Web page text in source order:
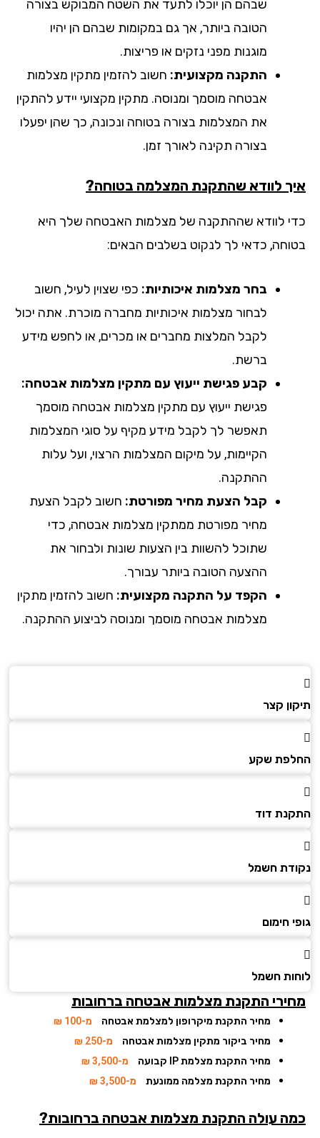
שבהם הן יוכלו לתעד את השטח המבוקש בצורה
הטובה ביותר, אך גם במקומות שבהם הן יהיו
מוגנות מפני נזקים או פריצות.
התקנה מקצועית:חשוב להזמין מתקין מצלמות
אבטחה מוסמך ומנוסה. מתקין מקצועי יידע להתקין
את המצלמות בצורה בטוחה ונכונה, כך שהן יפעלו
בצורה תקינה לאורך זמן.
לוודא שהתקנת המצלמה בטוחה?
לוודא שההתקנה של מצלמות האבטחה שלך היא
כדאי לך לנקוט בשלבים הבאים:
בחר מצלמות איכותיות:כפי שצוין לעיל, חשוב
לבחור מצלמות איכותיות מחברה מוכרת. אתה יכול
לקבל המלצות מחברים או מכרים, או לחפש מידע
ברשת.
קבע פגישת ייעוץ עם מתקין מצלמות אבטחה:
פגישת ייעוץ עם מתקין מצלמות אבטחה מוסמך
תאפשר לך לקבל מידע מקיף על סוגי המצלמות
הקיימות, על מיקום המצלמות הרצוי, ועל עלות
ההתקנה.
קבל הצעת מחיר מפורטת:חשוב לקבל הצעת
מחיר מפורטת ממתקין מצלמות אבטחה, כדי
שתוכל להשוות בין הצעות שונות ולבחור את
ההצעה הטובה ביותר עבורך.
הקפד על התקנה מקצועית:חשוב להזמין מתקין
מצלמות אבטחה מוסמך ומנוסה לביצוע ההתקנה.
קצר
שקע
דוד
חשמל
חימום
חשמל
התקנת מצלמות אבטחה ברחובות
מחיר התקנת מיקרופון למצלמת אבטחה
מ-100 ₪
מחיר ביקור מתקין מצלמות אבטחה
מ-250 ₪
מחיר התקנת מצלמת IP קבועה
מ-3,500 ₪
מחיר התקנת מצלמה ממונעת
מ-3,500 ₪
עולה התקנת מצלמות אבטחה ברחובות?